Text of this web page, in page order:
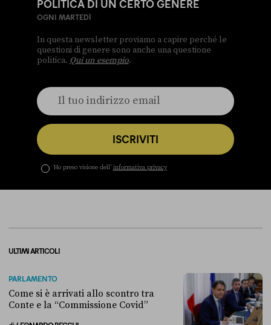
POLITICA DI UN CERTO GENERE
OGNI MARTEDÌ
In questa newsletter proviamo a capire perché le
questioni di genere sono anche una questione
politica. Qui un esempio.
ISCRIVITI
Ho preso visione dell’ informativa privacy
ULTIMI ARTICOLI
PARLAMENTO
Come si è arrivati allo scontro tra
Conte e la “Commissione Covid”